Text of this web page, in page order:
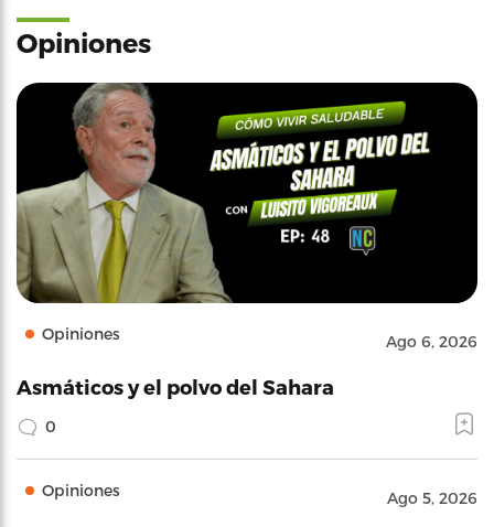
Opiniones
Opiniones Ago 6, 2026
Asmáticos y el polvo del Sahara
0
Opiniones Ago 5, 2026